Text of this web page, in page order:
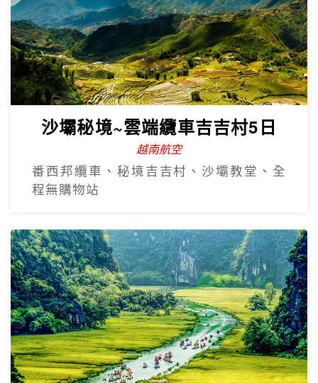
沙壩秘境~雲端纜車吉吉村5日
越南航空
番西邦纜車、秘境吉吉村、沙壩教堂、全
程無購物站